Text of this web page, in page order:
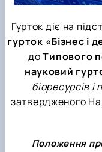
Гурток діє на
гурток «Бізнес і
доТипового
науковий
біоресурсів
затвердженого
Положення